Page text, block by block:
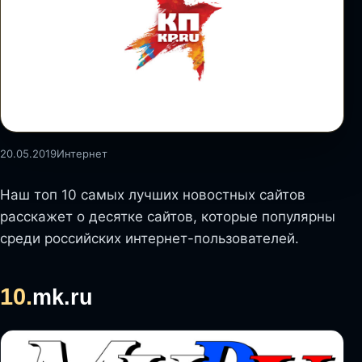
20.05.2019Интернет
Наш топ 10 самых лучших новостных сайтов
расскажет о десятке сайтов, которые популярны
среди российских интернет-пользователей.
10.mk.ru